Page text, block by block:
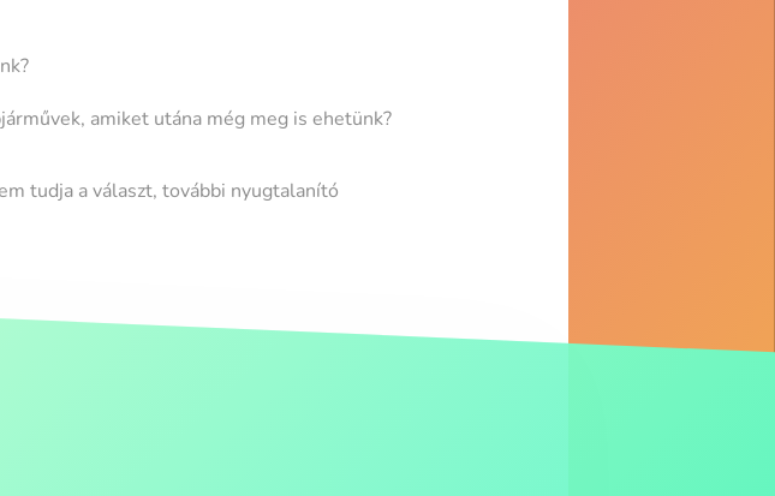
amiket utána még meg is ehetünk?
tudja a választ, további nyugtalanító